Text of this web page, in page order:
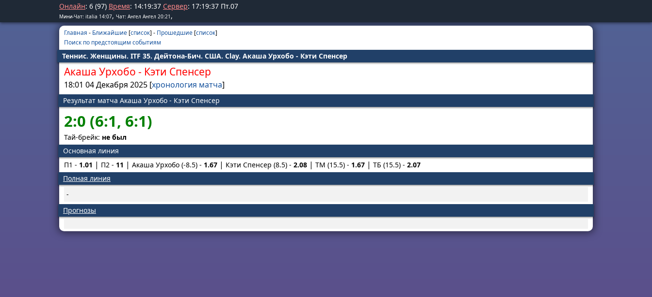
Онлайн: 6 (97) Время: 14:19:37 Сервер: 17:19:37 Пт.07
Мини-Чат: italia 14:07, Чат: Ангел Ангел 20:21 ,
Главная - Ближайшие [список] - Прошедшие [список]
Поиск по предстоящим событиям
Теннис. Женщины. ITF 35. Дейтона-Бич. США. Clay. Акаша Урхобо - Кэти Спенсер
Акаша Урхобо - Кэти Спенсер
18:01 04 Декабря 2025 [хронология матча]
Результат матча Акаша Урхобо - Кэти Спенсер
2:0 (6:1, 6:1)
Тай-брейк: не был
Основная линия
П1 - 1.01 П2 - 11 Акаша Урхобо (-8.5) - 1.67 Кэти Спенсер (8.5) - 2.08 ТМ (15.5) - 1.67 ТБ (15.5) - 2.07
Полная линия
-
Прогнозы